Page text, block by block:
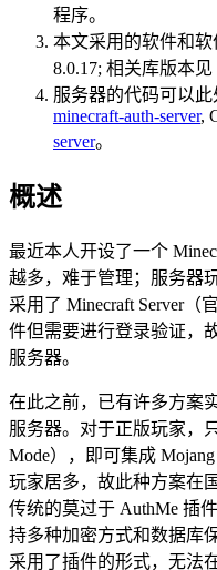
程序。
本文采用的软件和软
8.0.17; 相关库版本见
服务器的代码可以此
minecraft-auth-server,
server。
概述
最近本人开设了一个
越多，难于管理；服务器
采用了 Minecraft Server
件但需要进行登录验证，
服务器。
在此之前，已有许多方案
服务器。对于正版玩家，
Mode），即可集成
玩家居多，故此种方案在
传统的莫过于 AuthMe 插
持多种加密方式和数据库
采用了插件的形式，无法